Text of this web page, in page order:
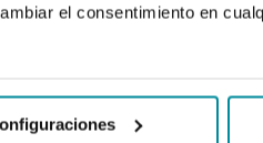
el consentimiento en